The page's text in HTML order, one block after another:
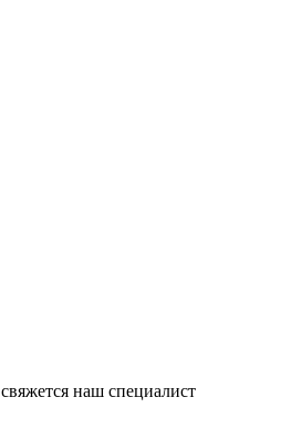
наш специалист